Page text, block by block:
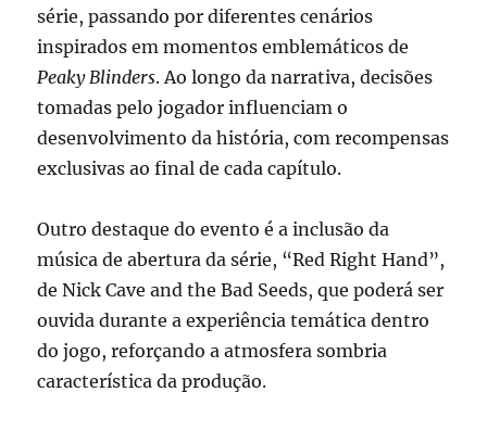
série, passando por diferentes cenários
inspirados em momentos emblemáticos de
Peaky Blinders. Ao longo da narrativa, decisões
tomadas pelo jogador influenciam o
desenvolvimento da história, com recompensas
exclusivas ao final de cada capítulo.
Outro destaque do evento é a inclusão da
música de abertura da série, “Red Right Hand”,
de Nick Cave and the Bad Seeds, que poderá ser
ouvida durante a experiência temática dentro
do jogo, reforçando a atmosfera sombria
característica da produção.